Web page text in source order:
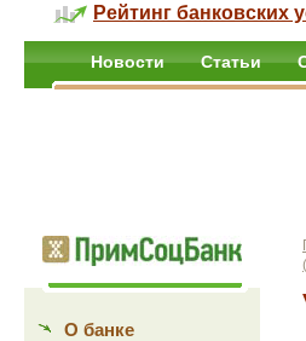
Рейтинг банковских
Новости Статьи
О банке